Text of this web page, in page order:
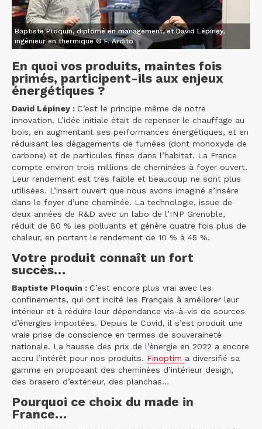
Baptiste Ploquin, diplômé en management, et David Lépiney,
ingénieur en thermique © F. Ardito
En quoi vos produits, maintes fois
primés, participent-ils aux enjeux
énergétiques ?
David Lépiney : C’est le principe même de notre
innovation. L’idée initiale était de repenser le chauffage au
bois, en augmentant ses performances énergétiques, et en
réduisant les dégagements de fumées (dont monoxyde de
carbone) et de particules fines dans l’habitat. La France
compte environ trois millions de cheminées à foyer ouvert.
Leur rendement est très faible et beaucoup ne sont plus
utilisées. L’insert ouvert que nous avons imaginé s’insère
dans le foyer d’une cheminée. La technologie, issue de
deux années de R&D avec un labo de l’INP Grenoble,
réduit de 80 % les polluants et génère quatre fois plus de
chaleur, en portant le rendement de 10 % à 45 %.
Votre produit connaît un fort
succès…
Baptiste Ploquin : C’est encore plus vrai avec les
confinements, qui ont incité les Français à améliorer leur
intérieur et à réduire leur dépendance vis-à-vis de sources
d’énergies importées. Depuis le Covid, il s’est produit une
vraie prise de conscience en termes de souveraineté
nationale. La hausse des prix de l’énergie en 2022 a encore
accru l’intérêt pour nos produits. Finoptim a diversifié sa
gamme en proposant des cheminées d’intérieur design,
des brasero d’extérieur, des planchas…
Pourquoi ce choix du made in
France…